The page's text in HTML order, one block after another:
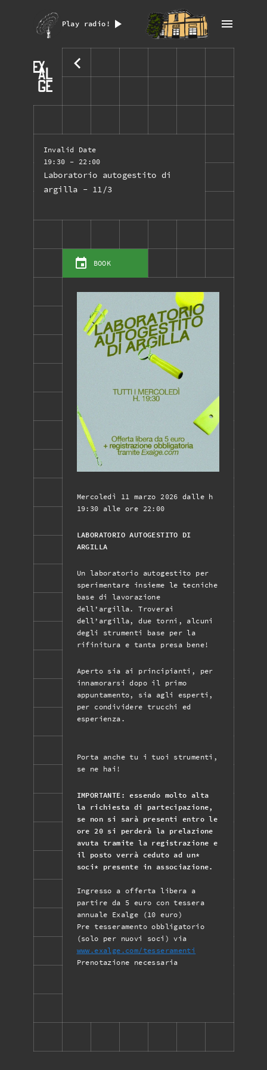
Play radio!
Invalid Date
19:30 - 22:00
Laboratorio autogestito di
argilla - 11/3
BOOK
Mercoledì 11 marzo 2026 dalle h
19:30 alle ore 22:00
LABORATORIO AUTOGESTITO DI
ARGILLA
Un laboratorio autogestito per
sperimentare insieme le tecniche
base di lavorazione
dell’argilla. Troverai
dell’argilla, due torni, alcuni
degli strumenti base per la
rifinitura e tanta presa bene!
Aperto sia ai principianti, per
innamorarsi dopo il primo
appuntamento, sia agli esperti,
per condividere trucchi ed
esperienza.
Porta anche tu i tuoi strumenti,
se ne hai!
IMPORTANTE: essendo molto alta
la richiesta di partecipazione,
se non si sarà presenti entro le
ore 20 si perderà la prelazione
avuta tramite la registrazione e
il posto verrà ceduto ad un*
soci* presente in associazione.
Ingresso a offerta libera a
partire da 5 euro con tessera
annuale Exalge (10 euro)
Pre tesseramento obbligatorio
(solo per nuovi soci) via
www.exalge.com/tesseramenti
Prenotazione necessaria